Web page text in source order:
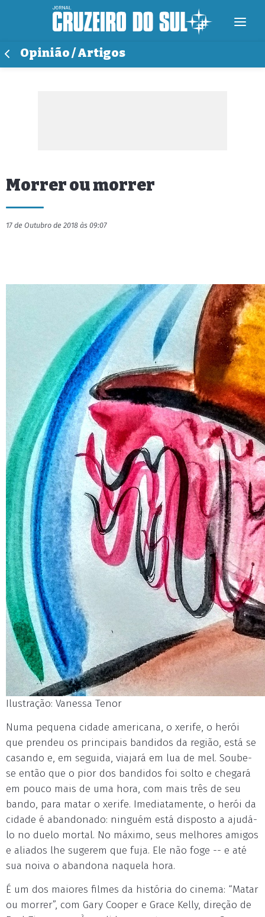
Opinião / Artigos
Morrer ou morrer
17 de Outubro de 2018 às 09:07
Ilustração: Vanessa Tenor
Numa pequena cidade americana, o xerife, o herói
que prendeu os principais bandidos da região, está se
casando e, em seguida, viajará em lua de mel. Soube-
se então que o pior dos bandidos foi solto e chegará
em pouco mais de uma hora, com mais três de seu
bando, para matar o xerife. Imediatamente, o herói da
cidade é abandonado: ninguém está disposto a ajudá-
lo no duelo mortal. No máximo, seus melhores amigos
e aliados lhe sugerem que fuja. Ele não foge -- e até
sua noiva o abandona naquela hora.
É um dos maiores filmes da história do cinema: “Matar
ou morrer”, com Gary Cooper e Grace Kelly, direção de